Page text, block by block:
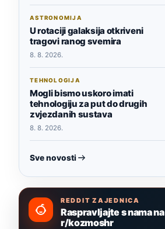
ASTRONOMIJA
U rotaciji galaksija otkriveni
tragovi ranog svemira
8. 8. 2026.
TEHNOLOGIJA
Mogli bismo uskoro imati
tehnologiju za put do drugih
zvjezdanih sustava
8. 8. 2026.
Sve novosti
REDDIT ZAJEDNICA
Raspravljajte s nama na
r/kozmoshr